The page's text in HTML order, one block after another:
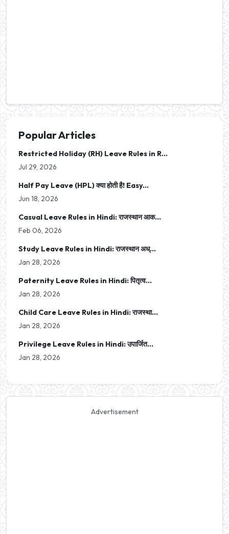
Popular Articles
Restricted Holiday (RH) Leave Rules in R...
Jul 29, 2026
Half Pay Leave (HPL) क्या होती है! Easy...
Jun 18, 2026
Casual Leave Rules in Hindi: राजस्थान आक...
Feb 06, 2026
Study Leave Rules in Hindi: राजस्थान अध्...
Jan 28, 2026
Paternity Leave Rules in Hindi: पितृत्व...
Jan 28, 2026
Child Care Leave Rules in Hindi: राजस्था...
Jan 28, 2026
Privilege Leave Rules in Hindi: उपार्जित...
Jan 28, 2026
Advertisement